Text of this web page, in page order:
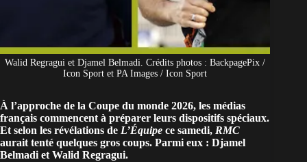
Walid Regragui et Djamel Belmadi. Crédits photos : BackpagePix /
Icon Sport et PA Images / Icon Sport
À l’approche de la Coupe du monde 2026, les médias
français commencent à préparer leurs dispositifs spéciaux.
Et selon les révélations de L’Équipe ce samedi, RMC
aurait tenté quelques gros coups. Parmi eux : Djamel
Belmadi et Walid Regragui.